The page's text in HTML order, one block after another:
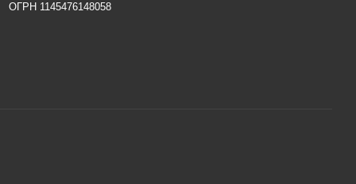
ОГРН 1145476148058